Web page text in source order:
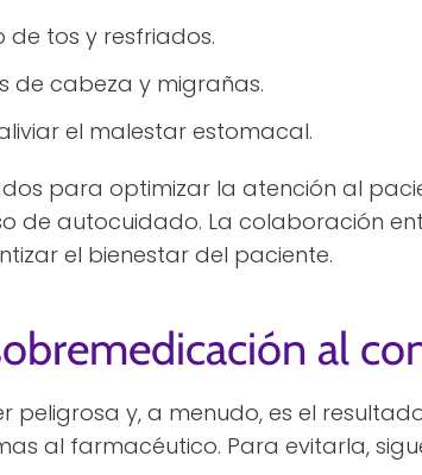
tos y resfriados.
de cabeza y migrañas.
el malestar estomacal.
para optimizar la atención al
de autocuidado. La colaboración
el bienestar del paciente.
al
peligrosa y, a menudo, es el
al farmacéutico. Para evitarla,